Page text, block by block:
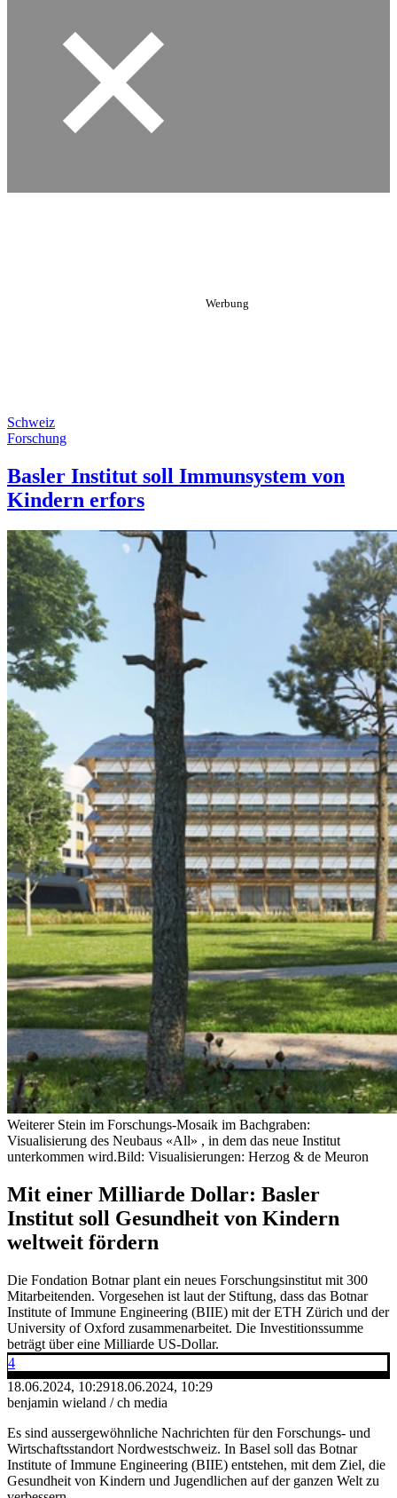
Schweiz
Forschung
Basler Institut soll Immunsystem von
Kindern erfors
Weiterer Stein im Forschungs-Mosaik im Bachgraben:
Visualisierung des Neubaus «All» , in dem das neue Institut
unterkommen wird.Bild: Visualisierungen: Herzog & de Meuron
Mit einer Milliarde Dollar: Basler
Institut soll Gesundheit von Kindern
weltweit fördern
Die Fondation Botnar plant ein neues Forschungsinstitut mit 300
Mitarbeitenden. Vorgesehen ist laut der Stiftung, dass das Botnar
Institute of Immune Engineering (BIIE) mit der ETH Zürich und der
University of Oxford zusammenarbeitet. Die Investitionssumme
beträgt über eine Milliarde US-Dollar.
4
18.06.2024, 10:2918.06.2024, 10:29
benjamin wieland / ch media
Es sind aussergewöhnliche Nachrichten für den Forschungs- und
Wirtschaftsstandort Nordwestschweiz. In Basel soll das Botnar
Institute of Immune Engineering (BIIE) entstehen, mit dem Ziel, die
Gesundheit von Kindern und Jugendlichen auf der ganzen Welt zu